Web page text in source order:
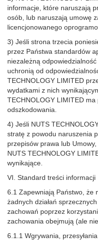
informacje, które naruszają
osób, lub naruszają umowę
licencjonowanego
3) Jeśli strona trzecia
przez Państwa standardów
niezależną
uchronią od
TECHNOLOGY LIMITED
wydatkami z nich
TECHNOLOGY LIMITED
odszkodowania.
4) Jeśli NUTS
stratę z powodu naruszenia
przepisów prawa lub
NUTS TECHNOLOGY
wynikające.
VI. Standard treści informacji
6.1 Zapewniają Państwo, że
żadnych działań
zachowań poprzez
zachowania obejmują (ale
6.1.1 Wgrywania,